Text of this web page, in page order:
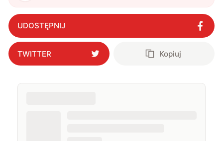
Co wiemy o CAESAR Mk II?"?
UDOSTĘPNIJ
TWITTER Kopiuj